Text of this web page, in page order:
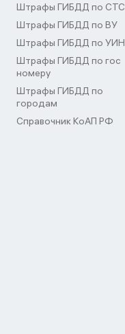
Штрафы ГИБДД по СТС
Штрафы ГИБДД по ВУ
Штрафы ГИБДД по УИН
Штрафы ГИБДД по гос
номеру
Штрафы ГИБДД по
городам
Справочник КоАП РФ